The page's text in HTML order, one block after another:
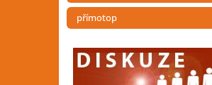
přímotop